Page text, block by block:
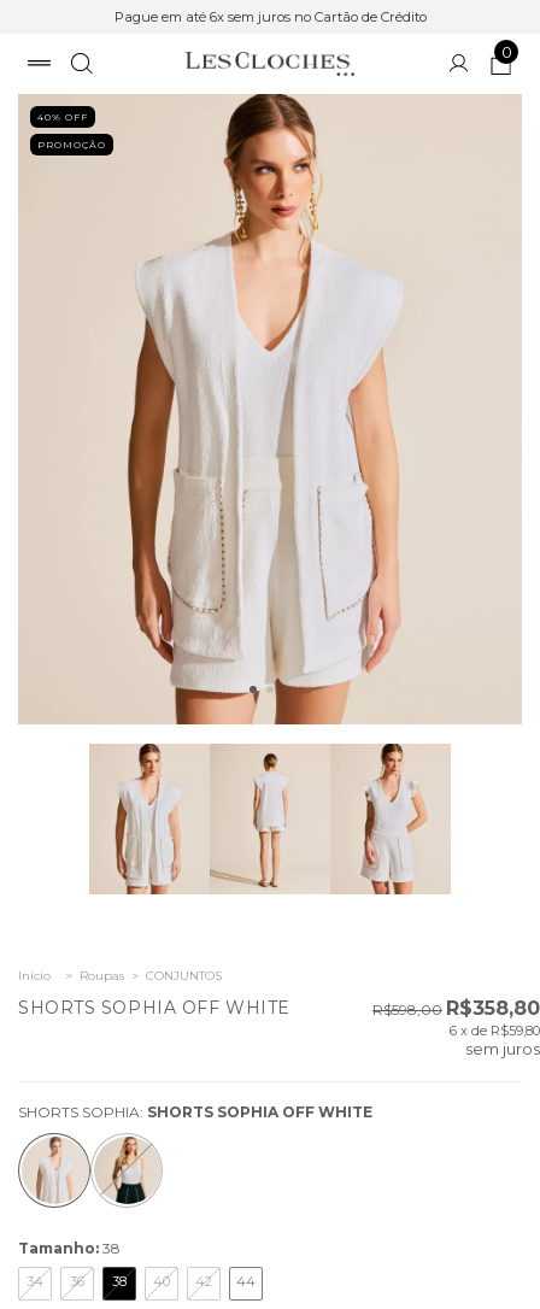
Pague em até 6x sem juros no Cartão de Crédito
0
40% OFF
PROMOÇÃO
Início > Roupas > CONJUNTOS
SHORTS SOPHIA OFF WHITE R$598,00 R$358,80
6 x de R$59,80
sem juros
SHORTS SOPHIA: SHORTS SOPHIA OFF WHITE
Tamanho: 38
34 36 38 40 42 44